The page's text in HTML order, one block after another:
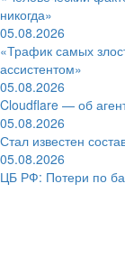
никогда»
05.08.2026
«Трафик самых
ассистентом»
05.08.2026
Cloudflare — об
05.08.2026
Стал известен
05.08.2026
ЦБ РФ: Потери по